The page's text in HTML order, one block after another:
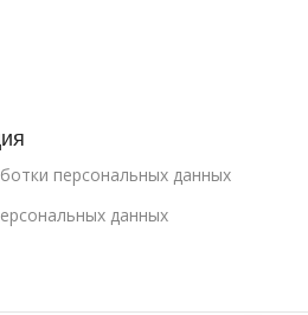
персональных данных
данных